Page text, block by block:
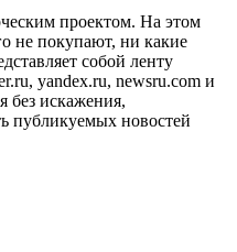
проектом. На этом
не покупают, ни какие
собой ленту
yandex.ru, newsru.com и
без искажения,
публикуемых новостей